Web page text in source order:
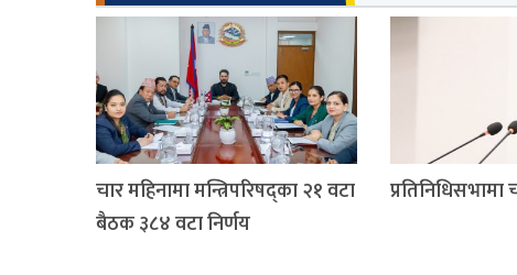
चार महिनामा मन्त्रिपरिषद्का २१ वटा
बैठक ३८४ वटा निर्णय